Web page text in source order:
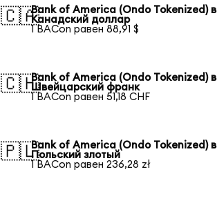
🇨🇦Bank of America (Ondo Tokenized) в
Канадский доллар
1 BACon равен 88,91 $
🇨🇭Bank of America (Ondo Tokenized) в
Швейцарский франк
1 BACon равен 51,18 CHF
🇵🇱Bank of America (Ondo Tokenized) в
Польский злотый
1 BACon равен 236,28 zł